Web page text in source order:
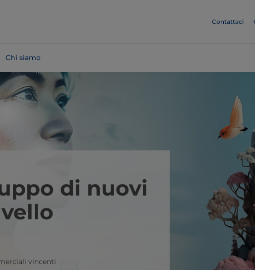
Contattaci
Chi siamo
di nuovi
vincenti